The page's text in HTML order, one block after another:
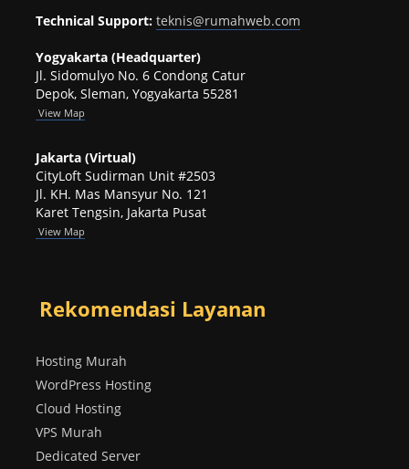
Technical Support: teknis@rumahweb.com
Yogyakarta (Headquarter)
Jl. Sidomulyo No. 6 Condong Catur
Depok, Sleman, Yogyakarta 55281
View Map
Jakarta (Virtual)
CityLoft Sudirman Unit #2503
Jl. KH. Mas Mansyur No. 121
Karet Tengsin, Jakarta Pusat
View Map
Rekomendasi Layanan
Hosting Murah
WordPress Hosting
Cloud Hosting
VPS Murah
Dedicated Server